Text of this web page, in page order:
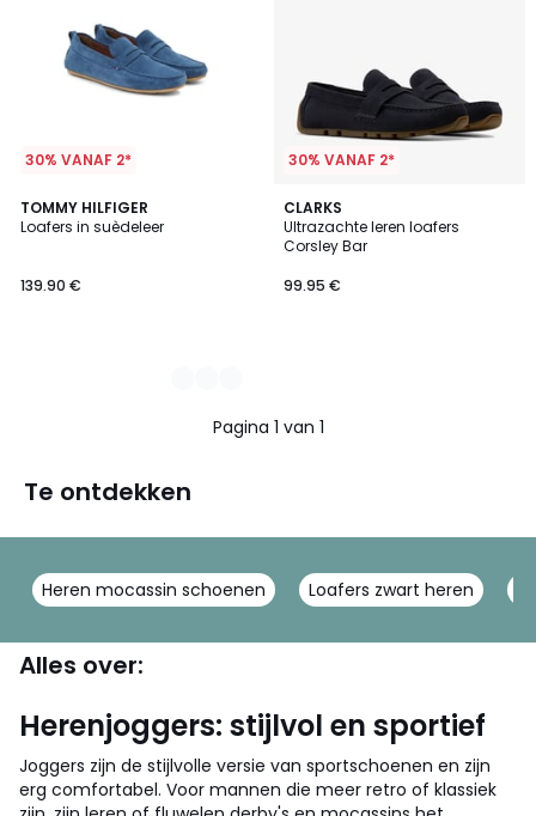
30% VANAF 2*
TOMMY HILFIGER
Loafers in suèdeleer
139.90 €
3
Kleuren
30% VANAF 2*
CLARKS
Ultrazachte leren loafers
Corsley Bar
99.95 €
Pagina 1 van 1
Te ontdekken
Heren mocassin schoenen Loafers zwart heren
Alles over:
Herenjoggers: stijlvol en sportief
Joggers zijn de stijlvolle versie van sportschoenen en zijn
erg comfortabel. Voor mannen die meer retro of klassiek